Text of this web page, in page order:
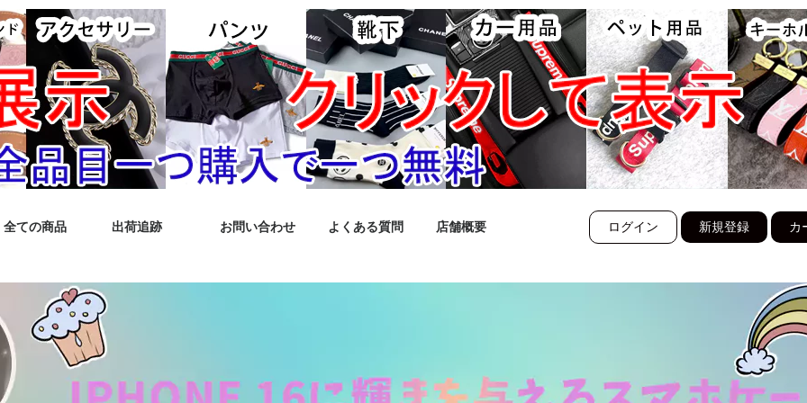
全ての商品 出荷追跡 お問い合わせ よくある質問 店舗概要 ログイン 新規登録 カ